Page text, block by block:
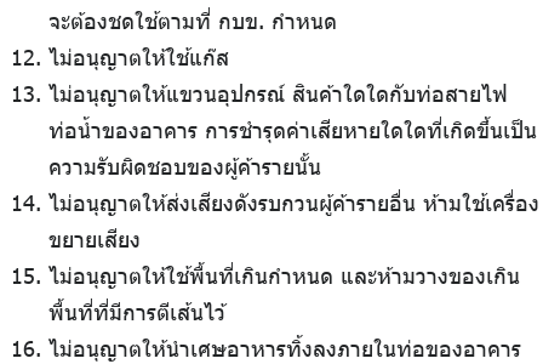
จะต้องชดใช้ตามที่ กบข. กำหนด
ไม่อนุญาตให้ใช้แก๊ส
ไม่อนุญาตให้แขวนอุปกรณ์ สินค้าใดใดกับท่อสายไฟ
ท่อน้ำของอาคาร การชำรุดค่าเสียหายใดใดที่เกิดขึ้นเป็น
ความรับผิดชอบของผู้ค้ารายนั้น
ไม่อนุญาตให้ส่งเสียงดังรบกวนผู้ค้ารายอื่น ห้ามใช้เครื่อง
ขยายเสียง
ไม่อนุญาตให้ใช้พื้นที่เกินกำหนด และห้ามวางของเกิน
พื้นที่ที่มีการตีเส้นไว้
ไม่อนุญาตให้นำเศษอาหารทิ้งลงภายในท่อของอาคาร